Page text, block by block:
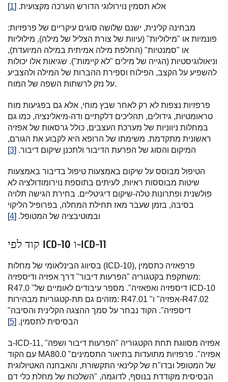
אלא תסמין נוירולוגי הדורש הערכה מקצועית. [1
]
מבחינה קלינית, ישנם שלושה סוגים עיקריים של פרפזיות:
פונמיות או "מילוליות" (עיוות של צורת הצליל של מילה), מילוליות
או "סמנטיות" (החלפת מילה אמיתית במילה המיועדת),
וניאולוגיסטיות (הגייה של מילים "לא קיימות"). שגיאות אלו יכולות
להשפיע על הקצב, הפילוח וספירת ההברות של המילה ולהצביע
על נזק לרשתות השפה של המוח.
פרפזיות נצפות לא רק לאחר שבץ מוחי, אלא גם בפגיעות מוח
טראומטיות, גידולים, תהליכים דלקתיים ודה-מיאלינציה, כמו גם
במחלות ניווניות של מערכת העצבים, כולל גרסאות של אפזיה
ראשונית מתקדמת. משימתו של הרופא היא לקבוע את הגורם,
המיקום והסוג של הפרעת הדיבור ולתכנן שיקום דיבור. [3
]
הטיפול מבוסס על שיקום באמצעות טיפול בדיבור באמצעות
שיטות מבוססות ראיות, לעיתים בתוספת נוירומודולציה לא
פולשנית ופתרונות טלה-שיקום דיגיטליים. בחירת הגישה תלויה
בסיבה, בזמן שעבר מאז תחילת המחלה, בפרופיל הליקוי
ובמוטיבציה של המטופל. [4
]
קוד לפי ICD-10 ו-ICD-11
בסיווג הבינלאומי של מחלות (ICD-10), פרפאזיה כתסמין
משתקפת בקטגוריה "הפרעות דיבור" דרך אפזיה ודיספזיה:
R47.0 "דיספזיה ואפאזיה". מספר עיבודים לאומיים של ICD-10
מזהים גם תת-קטגוריות מבהירות: R47.01 "אפזיה" ו-R47.02
"דיספזיה". הקוד נבחר על סמך ההצגה הקלינית והסיבה
הבסיסית לתסמין. [5
]
ב-ICD-11, אפזיה מסווגת תחת הקטגוריה "הפרעות דיבור ושפה"
עם הקוד MA80.0 "אפזיה". פרפזיות מתועדות בתיאור התסמינים
של המטופל ובדו"ח של קלינאי התקשורת, והאבחנה האטיולוגית
הבסיסית מקודדת בנוסף, לדוגמה, "השלכות של מחלת כלי דם